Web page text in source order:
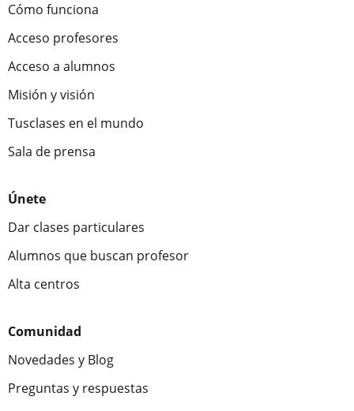
Cómo funciona
Acceso profesores
Acceso a alumnos
Misión y visión
Tusclases en el mundo
Sala de prensa
Únete
Dar clases particulares
Alumnos que buscan profesor
Alta centros
Comunidad
Novedades y Blog
Preguntas y respuestas